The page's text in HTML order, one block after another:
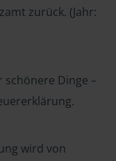
zurück. (Jahr:
schönere Dinge –
wird von